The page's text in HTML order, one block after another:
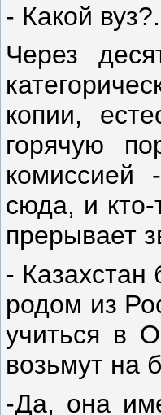
- Какой
Через
копии,
горячую
комиссией
сюда, и
прерывает
-
родом из
учиться в
возьмут на
-Да, она